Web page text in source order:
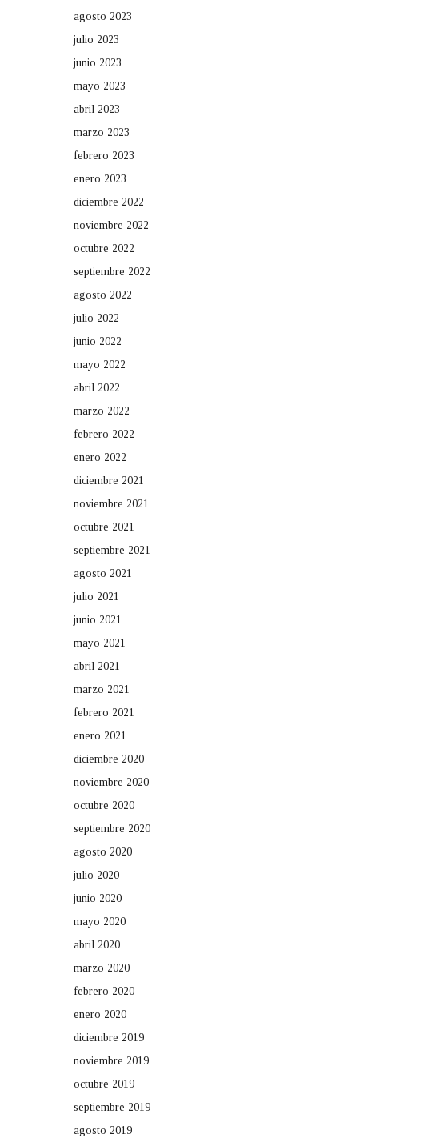
agosto 2023
julio 2023
junio 2023
mayo 2023
abril 2023
marzo 2023
febrero 2023
enero 2023
diciembre 2022
noviembre 2022
octubre 2022
septiembre 2022
agosto 2022
julio 2022
junio 2022
mayo 2022
abril 2022
marzo 2022
febrero 2022
enero 2022
diciembre 2021
noviembre 2021
octubre 2021
septiembre 2021
agosto 2021
julio 2021
junio 2021
mayo 2021
abril 2021
marzo 2021
febrero 2021
enero 2021
diciembre 2020
noviembre 2020
octubre 2020
septiembre 2020
agosto 2020
julio 2020
junio 2020
mayo 2020
abril 2020
marzo 2020
febrero 2020
enero 2020
diciembre 2019
noviembre 2019
octubre 2019
septiembre 2019
agosto 2019